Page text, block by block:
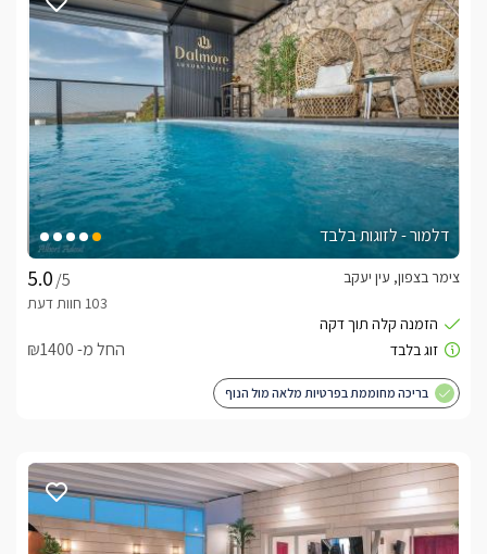
ישלם דמי הפרת הסכם 2000 שח .מודעים לכך שבשעה 11:00
קנס יחול על המזמין.
לצפייה במדיניות ותנאי הזמנה -לחצו כאן
לידיעתכם, הפרטים המוצגים באתר: התפוסה המחירים והמבצעים
מעודכנים ומאומתים. תוכלו לבדוק ולבצע הזמנה באהבה רבה ♥
לפרטים נוספים או שאלות אנחנו פה לשירותכם
בברכה, דנה -052-9706139
לצפייה באטרקציות ומסעדות בקרבת הדבר האמיתי -
לחצו כאן
דלמור - לזוגות בלבד
/5
צימר בצפון, עין יעקב
החל מ- ₪1400
בריכה מחוממת בפרטיות מלאה מול הנוף